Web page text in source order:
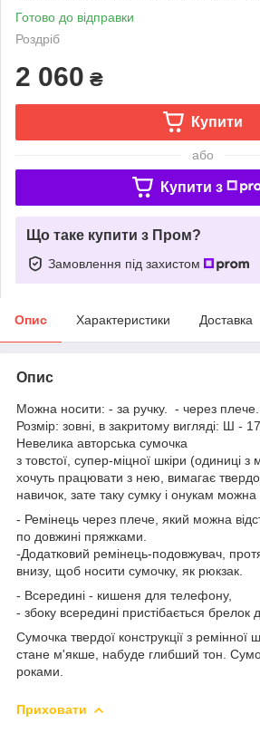
Готово до відправки
Роздріб
2 060 ₴
Купити
або
Купити з
Що таке купити з Пром?
Замовлення під захистом
Опис Характеристики Доставка
Опис
Можна носити: - за ручку. - через
Розмір: зовні, в закритому вигляді: Ш -
Невелика авторська сумочка
з товстої, супер-міцної шкіри (одиниці з
хочуть працювати з нею, вимагає
навичок, зате таку сумку і онукам
- Ремінець через плече, який можна
по довжині пряжками.
-Додатковий ремінець-подовжувач,
внизу, щоб носити сумочку, як рюкзак.
- Всередині - кишеня для телефону,
- збоку всередині пристібається брелок
Сумочка твердої конструкції з ремінної
стане м'якше, набуде глибший тон.
роками.
Приховати